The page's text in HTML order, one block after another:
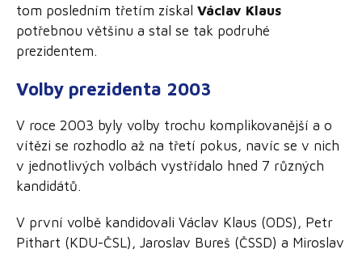
tom posledním třetím získal Václav Klaus
potřebnou většinu a stal se tak podruhé
prezidentem.
Volby prezidenta 2003
V roce 2003 byly volby trochu komplikovanější a o
vítězi se rozhodlo až na třetí pokus, navíc se v nich
v jednotlivých volbách vystřídalo hned 7 různých
kandidátů.
V první volbě kandidovali Václav Klaus (ODS), Petr
Pithart (KDU-ČSL), Jaroslav Bureš (ČSSD) a Miroslav